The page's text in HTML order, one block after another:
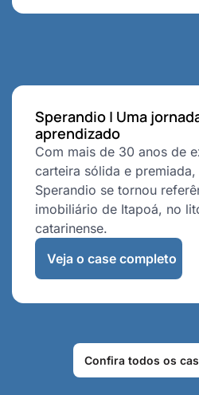
Sperandio | Uma
aprendizado
Com mais de 30 anos de
carteira sólida e
Sperandio se tornou
imobiliário de Itapoá, no
catarinense.
Veja o case completo
Confira todos os